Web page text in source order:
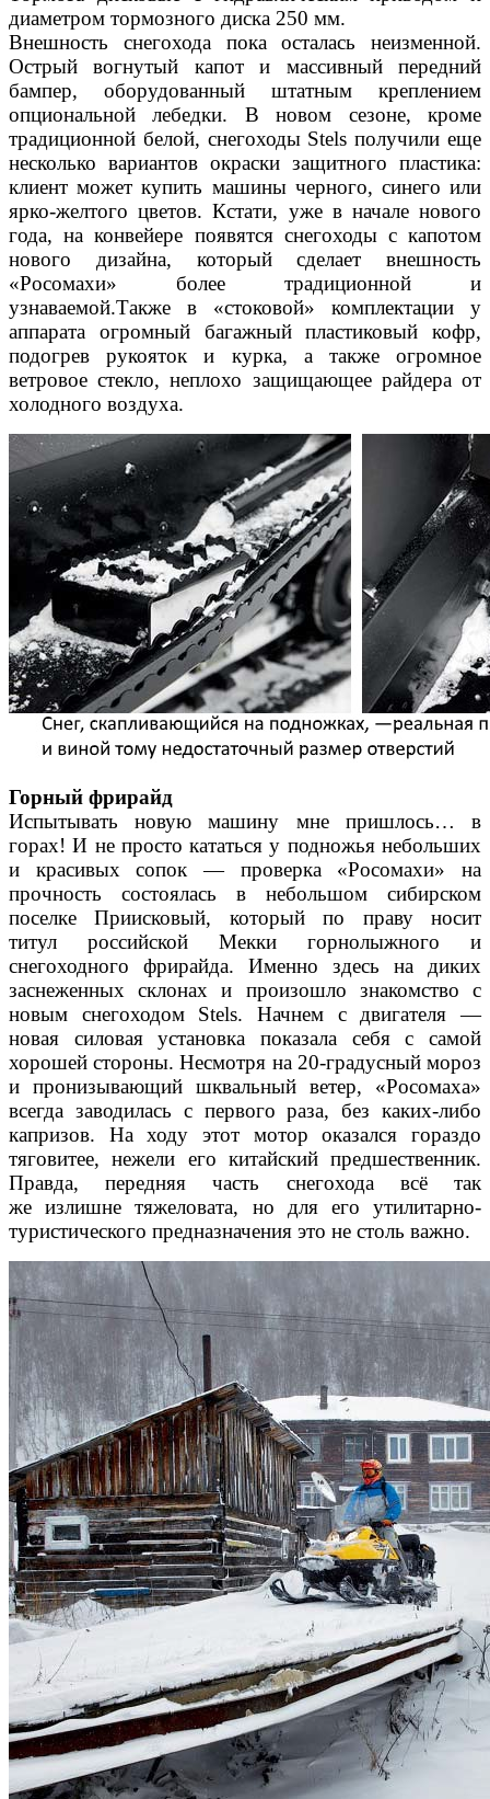
диаметром тормозного диска 250 мм.
Внешность снегохода пока осталась неизменной.
Острый вогнутый капот и массивный передний
бампер, оборудованный штатным креплением
опциональной лебедки. В новом сезоне, кроме
традиционной белой, снегоходы Stels получили еще
несколько вариантов окраски защитного пластика:
клиент может купить машины черного, синего или
ярко-желтого цветов. Кстати, уже в начале нового
года, на конвейере появятся снегоходы с капотом
нового дизайна, который сделает внешность
«Росомахи» более традиционной и
узнаваемой.Также в «стоковой» комплектации у
аппарата огромный багажный пластиковый кофр,
подогрев рукояток и курка, а также огромное
ветровое стекло, неплохо защищающее райдера от
холодного воздуха.
Горный фрирайд
Испытывать новую машину мне пришлось… в
горах! И не просто кататься у подножья небольших
и красивых сопок — проверка «Росомахи» на
прочность состоялась в небольшом сибирском
поселке Приисковый, который по праву носит
титул российской Мекки горнолыжного и
снегоходного фрирайда. Именно здесь на диких
заснеженных склонах и произошло знакомство с
новым снегоходом Stels. Начнем с двигателя —
новая силовая установка показала себя с самой
хорошей стороны. Несмотря на 20-градусный мороз
и пронизывающий шквальный ветер, «Росомаха»
всегда заводилась с первого раза, без каких-либо
капризов. На ходу этот мотор оказался гораздо
тяговитее, нежели его китайский предшественник.
Правда, передняя часть снегохода всё так
же излишне тяжеловата, но для его утилитарно-
туристического предназначения это не столь важно.